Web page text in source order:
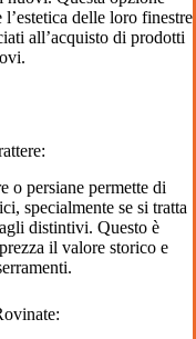
delle loro finestre
all’acquisto di prodotti
o persiane permette di
specialmente se si tratta
distintivi. Questo è
il valore storico e